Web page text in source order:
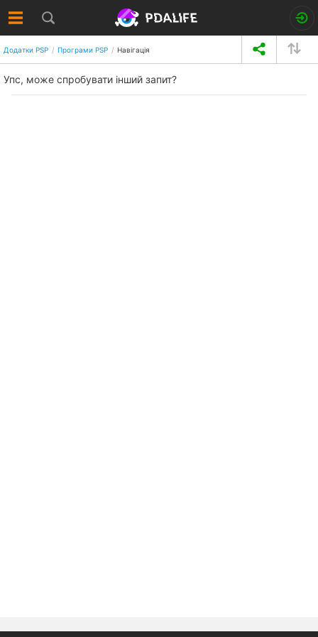
Додатки PSP Програми PSP Навігація
Упс, може спробувати інший запит?